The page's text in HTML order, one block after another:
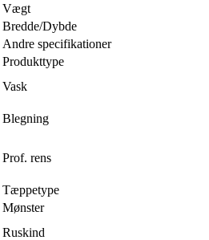
Vægt
Bredde/Dybde
Andre specifikationer
Produkttype
Vask
Blegning
Prof. rens
Tæppetype
Mønster
Ruskind